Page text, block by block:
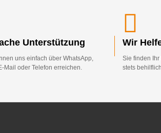
Unterstützung
uns einfach über WhatsApp,
Mail oder Telefon erreichen.
Wir
Sie finden Ihr
stets behilflich.